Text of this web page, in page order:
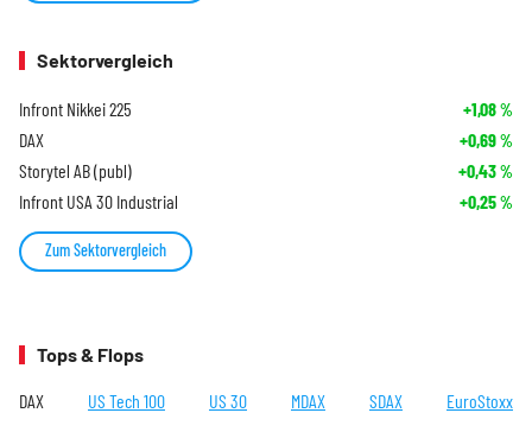
Sektorvergleich
Infront Nikkei 225 +1,08%
DAX +0,69%
Storytel AB (publ) +0,43%
Infront USA 30 Industrial +0,25%
Zum Sektorvergleich
Tops & Flops
DAX US Tech 100 US 30 MDAX SDAX EuroStoxx